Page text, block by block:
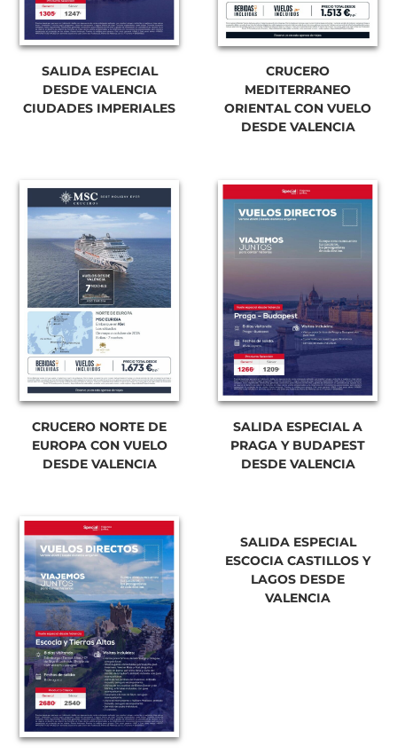
SALIDA ESPECIAL
DESDE VALENCIA
CIUDADES IMPERIALES
CRUCERO
MEDITERRANEO
ORIENTAL CON VUELO
DESDE VALENCIA
CRUCERO NORTE DE
EUROPA CON VUELO
DESDE VALENCIA
SALIDA ESPECIAL A
PRAGA Y BUDAPEST
DESDE VALENCIA
SALIDA ESPECIAL
ESCOCIA CASTILLOS Y
LAGOS DESDE
VALENCIA